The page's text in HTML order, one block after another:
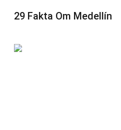
29 Fakta Om Medellín